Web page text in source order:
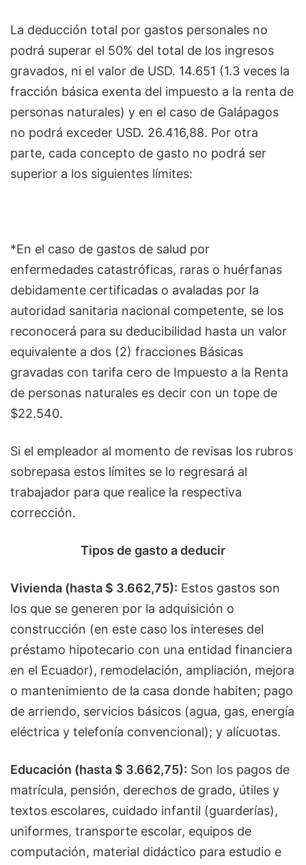
La deducción total por gastos personales no
podrá superar el 50% del total de los ingresos
gravados, ni el valor de USD. 14.651 (1.3 veces la
fracción básica exenta del impuesto a la renta de
personas naturales) y en el caso de Galápagos
no podrá exceder USD. 26.416,88. Por otra
parte, cada concepto de gasto no podrá ser
superior a los siguientes límites:
*En el caso de gastos de salud por
enfermedades catastróficas, raras o huérfanas
debidamente certificadas o avaladas por la
autoridad sanitaria nacional competente, se los
reconocerá para su deducibilidad hasta un valor
equivalente a dos (2) fracciones Básicas
gravadas con tarifa cero de Impuesto a la Renta
de personas naturales es decir con un tope de
$22.540.
Si el empleador al momento de revisas los rubros
sobrepasa estos límites se lo regresará al
trabajador para que realice la respectiva
corrección.
Tipos de gasto a deducir
Vivienda (hasta $ 3.662,75): Estos gastos son
los que se generen por la adquisición o
construcción (en este caso los intereses del
préstamo hipotecario con una entidad financiera
en el Ecuador), remodelación, ampliación, mejora
o mantenimiento de la casa donde habiten; pago
de arriendo, servicios básicos (agua, gas, energía
eléctrica y telefonía convencional); y alícuotas.
Educación (hasta $ 3.662,75): Son los pagos de
matrícula, pensión, derechos de grado, útiles y
textos escolares, cuidado infantil (guarderías),
uniformes, transporte escolar, equipos de
computación, material didáctico para estudio e